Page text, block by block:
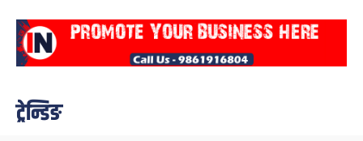
ट्रेन्डिङ